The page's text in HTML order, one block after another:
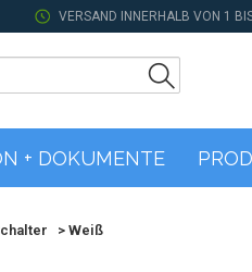
VERSAND INNERHALB VON 1
+ DOKUMENTE
> Weiß